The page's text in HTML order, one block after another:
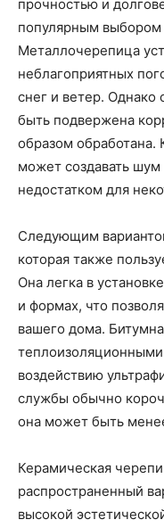
прочностью и
популярным выбором
Металлочерепица
неблагоприятных
снег и ветер. Однако
быть подвержена
образом
может создавать
недостатком для
Следующим
которая также
Она легка в
и формах, что
вашего дома.
теплоизоляционными
воздействию
службы обычно
она может быть
Керамическая
распространенный
высокой